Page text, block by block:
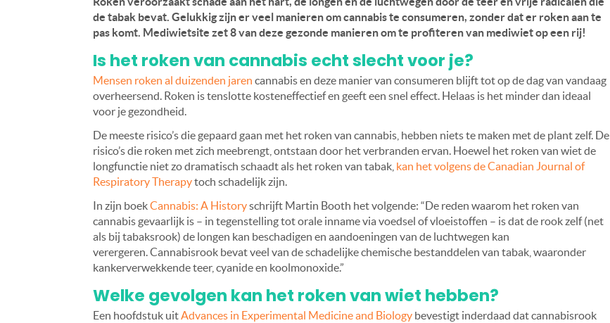
de tabak bevat. Gelukkig zijn er veel manieren om cannabis te consumeren, zonder dat er roken aan te
pas komt. Mediwietsite zet 8 van deze gezonde manieren om te profiteren van mediwiet op een rij!
Is het roken van cannabis echt slecht voor je?
Mensen roken al duizenden jaren cannabis en deze manier van consumeren blijft tot op de dag van vandaag
overheersend. Roken is tenslotte kosteneffectief en geeft een snel effect. Helaas is het minder dan ideaal
voor je gezondheid.
De meeste risico’s die gepaard gaan met het roken van cannabis, hebben niets te maken met de plant zelf. De
risico’s die roken met zich meebrengt, ontstaan door het verbranden ervan. Hoewel het roken van wiet de
longfunctie niet zo dramatisch schaadt als het roken van tabak, kan het volgens de Canadian Journal of
Respiratory Therapytoch schadelijk zijn.
In zijn boekCannabis: A Historyschrijft Martin Booth het volgende: “De reden waarom het roken van
cannabis gevaarlijk is – in tegenstelling tot orale inname via voedsel of vloeistoffen – is dat de rook zelf (net
als bij tabaksrook) de longen kan beschadigen en aandoeningen van de luchtwegen kan
verergeren. Cannabisrook bevat veel van de schadelijke chemische bestanddelen van tabak, waaronder
kankerverwekkende teer, cyanide en koolmonoxide.”
Welke gevolgen kan het roken van wiet hebben?
Een hoofdstuk uitAdvances in Experimental Medicine and Biology bevestigt inderdaad dat cannabisrook